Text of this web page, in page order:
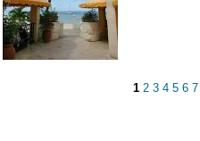
1 2 3 4 5 6 7